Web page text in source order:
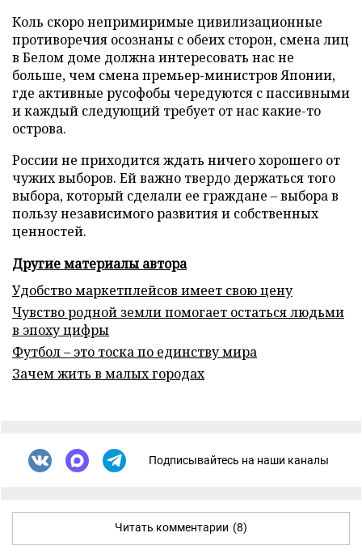
Коль скоро непримиримые цивилизационные
противоречия осознаны с обеих сторон, смена лиц
в Белом доме должна интересовать нас не
больше, чем смена премьер-министров Японии,
где активные русофобы чередуются с пассивными
и каждый следующий требует от нас какие-то
острова.
России не приходится ждать ничего хорошего от
чужих выборов. Ей важно твердо держаться того
выбора, который сделали ее граждане – выбора в
пользу независимого развития и собственных
ценностей.
Другие материалы автора
Удобство маркетплейсов имеет свою цену
Чувство родной земли помогает остаться людьми
в эпоху цифры
Футбол – это тоска по единству мира
Зачем жить в малых городах
Подписывайтесь на наши каналы
Читать комментарии (8)